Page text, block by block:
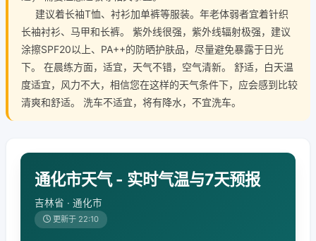
建议着长袖T恤、衬衫加单裤等服装。年老体弱者宜着针织
长袖衬衫、马甲和长裤。 紫外线很强，紫外线辐射极强，建议
涂擦SPF20以上、PA++的防晒护肤品，尽量避免暴露于日光
下。 在晨练方面，适宜，天气不错，空气清新。 舒适，白天温
度适宜，风力不大，相信您在这样的天气条件下，应会感到比较
清爽和舒适。 洗车不适宜，将有降水，不宜洗车。
通化市天气 - 实时气温与7天预报
吉林省 · 通化市
更新于 22:10